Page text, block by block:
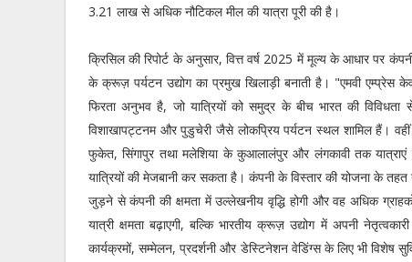
3.21 लाख से अधिक नौटिकल मील की यात्रा पूरी की है।
क्रिसिल की रिपोर्ट के अनुसार, वित्त वर्ष 2025 में मूल्य के आधार पर
के क्रूज़ पर्यटन उद्योग का प्रमुख खिलाड़ी बनाती है। "एमवी
फिरता अनुभव है, जो यात्रियों को समुद्र के बीच भारत की
विशाखापट्टनम और पुडुचेरी जैसे लोकप्रिय पर्यटन स्थल शामिल हैं।
फुकेत, सिंगापुर तथा मलेशिया के कुआलालंपुर और लंगकावी तक
यात्रियों की मेजबानी कर सकता है। कंपनी के विस्तार की योजना के
जुड़ने से कंपनी की क्षमता में उल्लेखनीय वृद्धि होगी और वह अधिक
यात्री क्षमता बढ़ाएगी, बल्कि भारतीय क्रूज़ उद्योग में अपनी
कार्यक्रमों, सम्मेलन, प्रदर्शनी और डेस्टिनेशन वेडिंग्स के लिए भी विशेष